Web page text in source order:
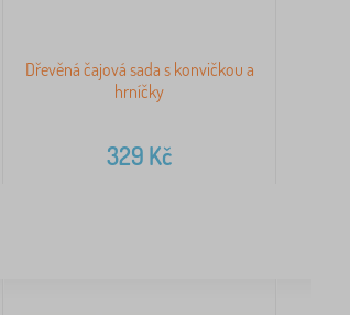
Dřevěná čajová sada s konvičkou a
hrníčky
329 Kč